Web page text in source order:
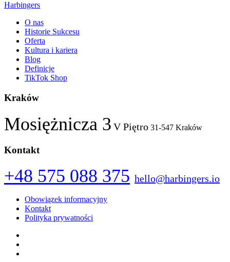
Harbingers
O nas
Historie Sukcesu
Oferta
Kultura i kariera
Blog
Definicje
TikTok Shop
Kraków
Mosiężnicza 3 V Piętro 31-547 Kraków
Kontakt
+48 575 088 375 hello@harbingers.io
Obowiązek informacyjny
Kontakt
Polityka prywatności